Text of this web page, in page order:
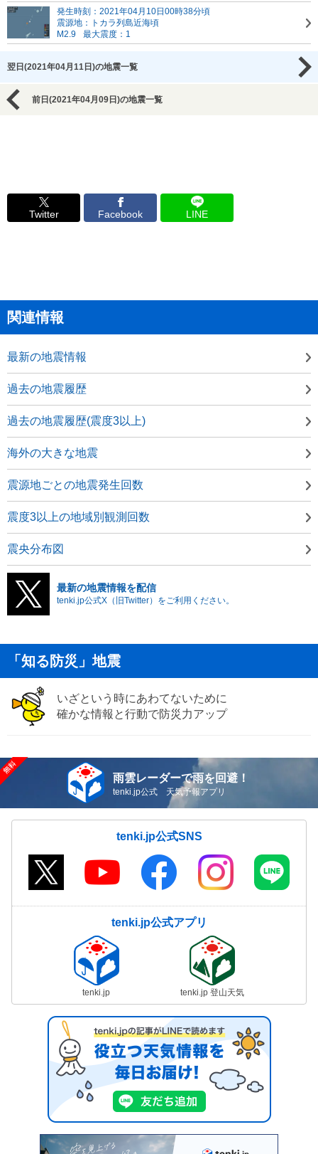
発生時刻：2021年04月10日00時38分頃
震源地：トカラ列島近海頃
M2.9
最大震度：1
翌日(2021年04月11日)の地震一覧
前日(2021年04月09日)の地震一覧
Twitter Facebook LINE
関連情報
最新の地震情報
過去の地震履歴
過去の地震履歴(震度3以上)
海外の大きな地震
震源地ごとの地震発生回数
震度3以上の地域別観測回数
震央分布図
最新の地震情報を配信
tenki.jp公式X（旧Twitter）をご利用ください。
「知る防災」地震
いざという時にあわてないために
確かな情報と行動で防災力アップ
雨雲レーダーで雨を回避！
tenki.jp公式 天気予報アプリ
tenki.jp公式SNS
tenki.jp公式アプリ
tenki.jp tenki.jp 登山天気